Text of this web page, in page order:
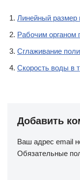
Линейный размер
Рабочим органом
Сглаживание
Скорость воды в
Добавить
Ваш адрес email
Обязательные